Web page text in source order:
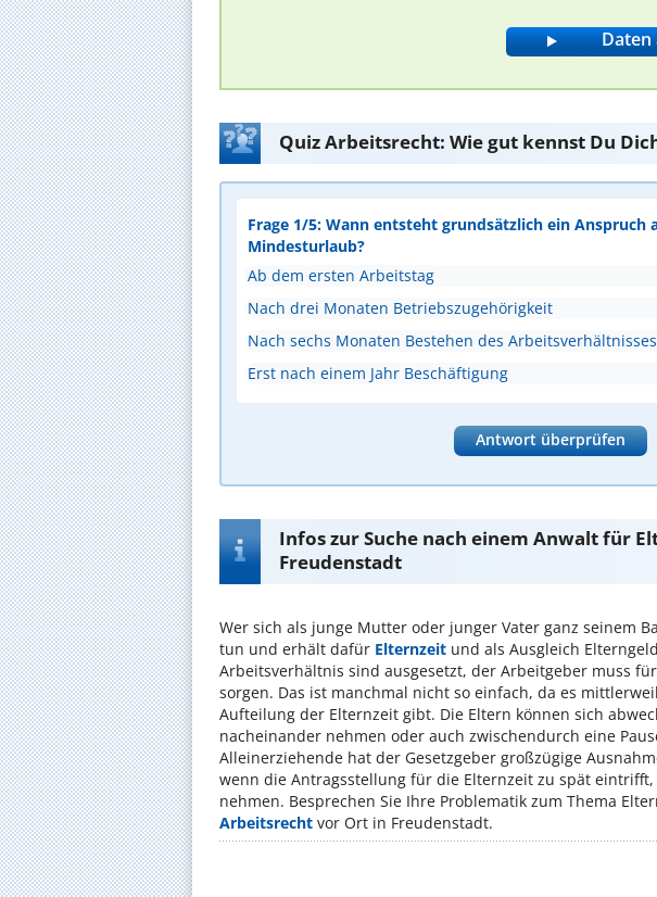
Quiz Arbeitsrecht: Wie gut kennst Du
Frage 1/5: Wann entsteht grundsätzlich ein Anspruch
Mindesturlaub?
Ab dem ersten Arbeitstag
Nach drei Monaten Betriebszugehörigkeit
Nach sechs Monaten Bestehen des Arbeitsverhältnisses
Erst nach einem Jahr Beschäftigung
Antwort überprüfen
Infos zur Suche nach einem Anwalt für
Freudenstadt
Wer sich als junge Mutter oder junger Vater ganz seinem
tun und erhält dafür Elternzeit und als Ausgleich
Arbeitsverhältnis sind ausgesetzt, der Arbeitgeber muss
sorgen. Das ist manchmal nicht so einfach, da es
Aufteilung der Elternzeit gibt. Die Eltern können sich
nacheinander nehmen oder auch zwischendurch eine
Alleinerziehende hat der Gesetzgeber großzügige
wenn die Antragsstellung für die Elternzeit zu spät
nehmen. Besprechen Sie Ihre Problematik zum Thema
Arbeitsrecht vor Ort in Freudenstadt.